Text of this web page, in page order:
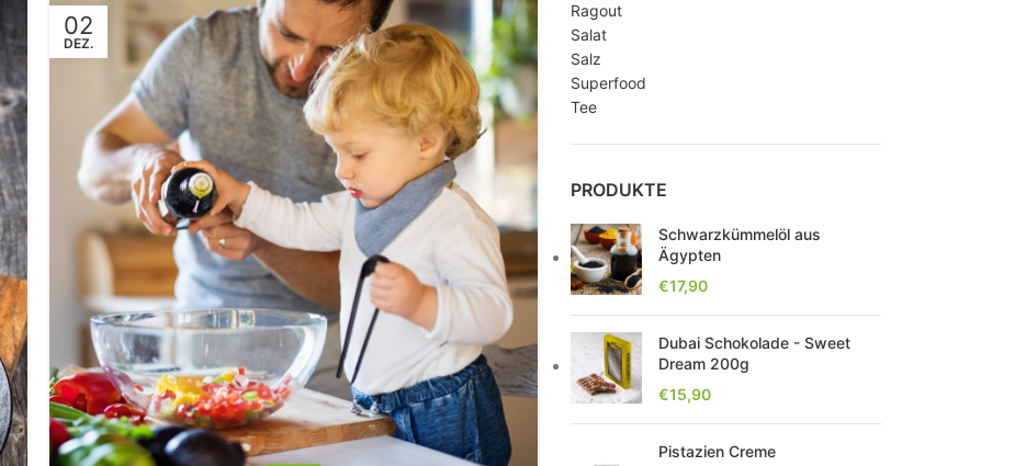
02
DEZ.
Ragout
Salat
Salz
Superfood
Tee
PRODUKTE
Schwarzkümmelöl aus
Ägypten
€17,90
Dubai Schokolade - Sweet
Dream 200g
€15,90
Pistazien Creme